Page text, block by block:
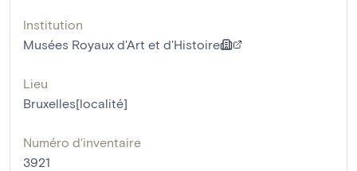
Institution
Musées Royaux d'Art et d'Histoire
Lieu
Bruxelles[localité]
Numéro d'inventaire
3921